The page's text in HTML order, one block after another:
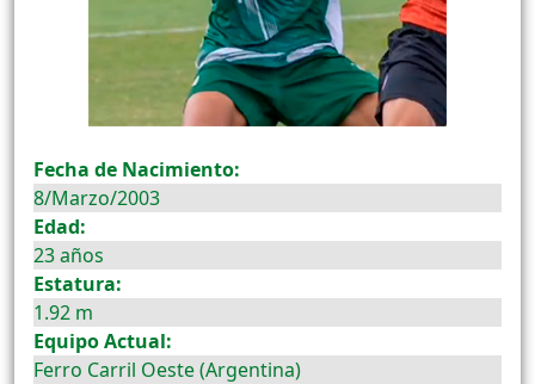
Fecha de Nacimiento:
8/Marzo/2003
Edad:
23 años
Estatura:
1.92 m
Equipo Actual:
Ferro Carril Oeste (Argentina)